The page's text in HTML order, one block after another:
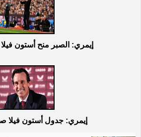
إيمري: الصبر منح أستون
إيمري: جدول أستون فيلا